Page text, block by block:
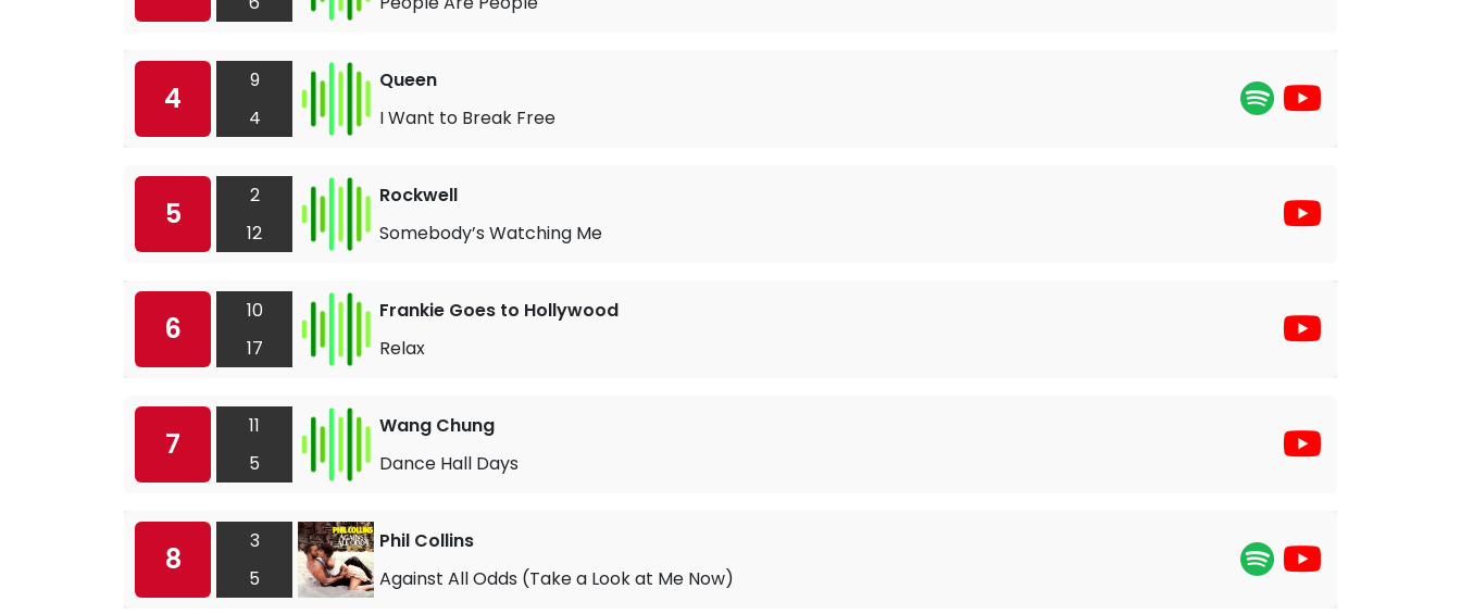
4
9
4
Queen
I Want to Break Free
5
2
12
Rockwell
Somebody’s Watching Me
6
10
17
Frankie Goes to Hollywood
Relax
7
11
5
Wang Chung
Dance Hall Days
8
3
5
Phil Collins
Against All Odds (Take a Look at Me Now)